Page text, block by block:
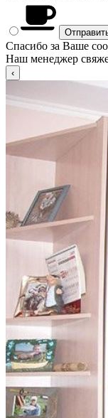
Спасибо за Ваше
Наш менеджер